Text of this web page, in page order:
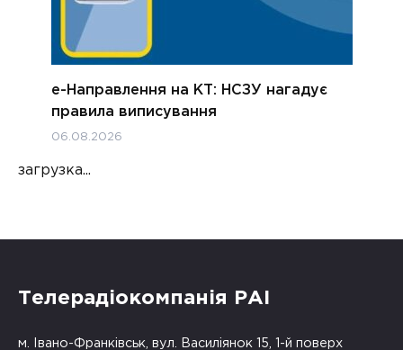
е-Направлення на КТ: НСЗУ нагадує
правила виписування
06.08.2026
загрузка...
Телерадіокомпанія РАІ
м. Івано-Франківськ, вул. Василіянок 15, 1-й поверх